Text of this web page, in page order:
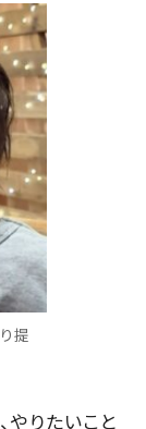
提
やりたいこと